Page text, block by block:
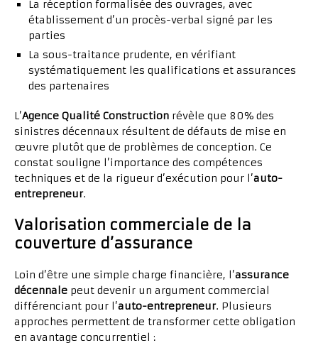
La réception formalisée des ouvrages, avec
établissement d’un procès-verbal signé par les
parties
La sous-traitance prudente, en vérifiant
systématiquement les qualifications et assurances
des partenaires
L’Agence Qualité Construction révèle que 80% des
sinistres décennaux résultent de défauts de mise en
œuvre plutôt que de problèmes de conception. Ce
constat souligne l’importance des compétences
techniques et de la rigueur d’exécution pour l’auto-
entrepreneur.
Valorisation commerciale de la
couverture d’assurance
Loin d’être une simple charge financière, l’assurance
décennale peut devenir un argument commercial
différenciant pour l’auto-entrepreneur. Plusieurs
approches permettent de transformer cette obligation
en avantage concurrentiel :